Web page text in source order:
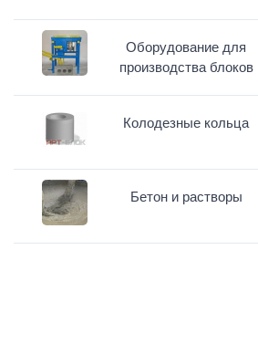
Оборудование для
производства блоков
Колодезные кольца
Бетон и растворы